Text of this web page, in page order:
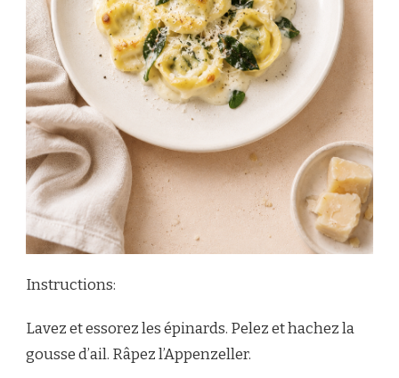
Instructions:
Lavez et essorez les épinards. Pelez et hachez la
gousse d’ail. Râpez l’Appenzeller.